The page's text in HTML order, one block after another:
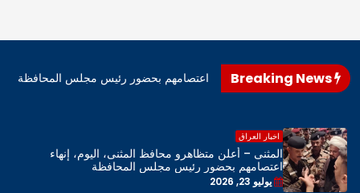
محافظ المثنى، اليوم، إنهاء اعتصامهم بحضور رئيس مجلس المحافظة
اخبار العراق
المثنى – أعلن متظاهرو محافظ المثنى، اليوم، إنهاء
اعتصامهم بحضور رئيس مجلس المحافظة
يوليو 23, 2026